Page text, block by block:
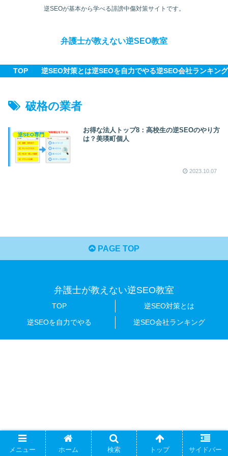
逆SEOが基本から学べる誹謗中傷対策サイトです。
弁護士が教えない逆SEO教室
TOP 逆SEO対策とは逆SEOを自力でやる逆SEO会社ランキング
破格の業者
逆SEO専門
お得な法人トップ8：高校生の逆SEOのやり方
は？美瑛町個人
2023.10.07
PAGE TOP
弁護士が教えない逆SEO教室
TOP
逆SEO対策とは
逆SEOを自力でやる
逆SEO会社ランキング
メニュー ホーム 検索 トップ サイドバー